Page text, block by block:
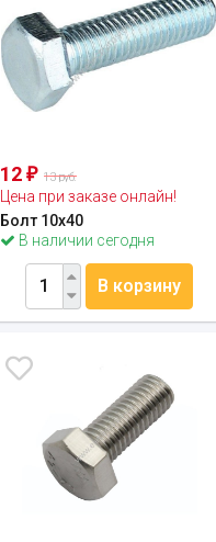
12₽ 13 руб.
Цена при заказе онлайн!
Болт 10х40
В наличии сегодня
В корзину